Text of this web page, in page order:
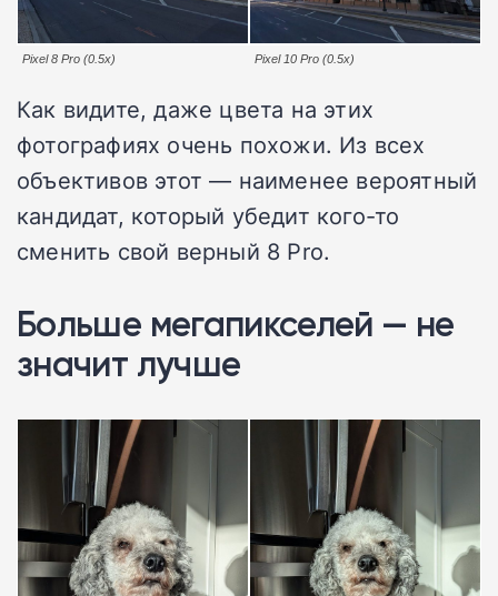
Pixel 8 Pro (0.5x) Pixel 10 Pro (0.5x)
Как видите, даже цвета на этих
фотографиях очень похожи. Из всех
объективов этот — наименее вероятный
кандидат, который убедит кого-то
сменить свой верный 8 Pro.
Больше мегапикселей — не
значит лучше